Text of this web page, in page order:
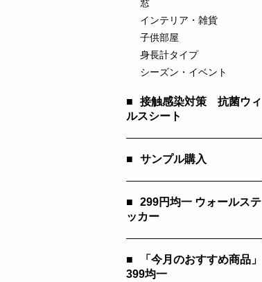
窓
インテリア・雑貨
子供部屋
身長計タイプ
シーズン・イベント
■
接触感染対策 抗菌ウィ
ルスシート
■ サンプル購入
■
299円均一 ウォールステ
ッカー
■
「今月のおすすめ商品」
399均一